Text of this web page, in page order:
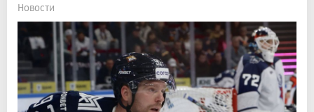
Новости